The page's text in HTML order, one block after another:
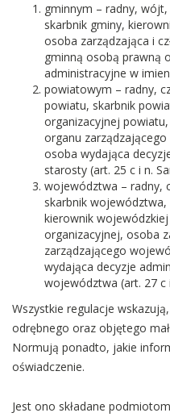
gminnym – radny,
skarbnik gminy,
osoba zarządzająca i
gminną osobą prawną
administracyjne w
powiatowym – radny,
powiatu, skarbnik
organizacyjnej
organu
osoba wydająca
starosty (art. 25 c i n.
województwa – radny,
skarbnik
kierownik
organizacyjnej, osoba
zarządzającego
wydająca decyzje
województwa (art. 27 c
Wszystkie regulacje
odrębnego oraz objętego
Normują ponadto, jakie
oświadczenie.
Jest ono składane